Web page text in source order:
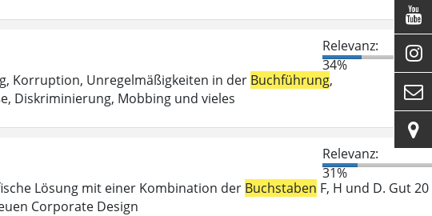
Relevanz:
34%
Korruption, Unregelmäßigkeiten in der Buchführung,
Diskriminierung, Mobbing und vieles
Relevanz:
31%
Lösung mit einer Kombination der Buchstaben F, H und D. Gut 20
Corporate Design



